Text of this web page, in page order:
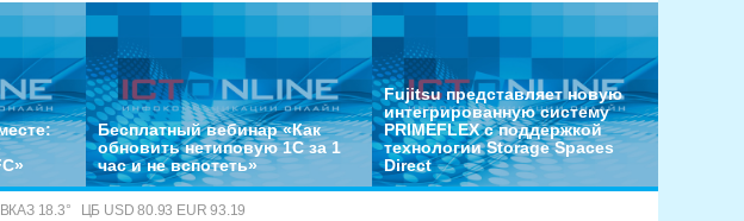
Бесплатный вебинар «Как
обновить нетиповую 1С за 1
час и не вспотеть»
Fujitsu представляет новую
интегрированную систему
PRIMEFLEX с поддержкой
технологии Storage Spaces
Direct
18.3° ЦБ USD 80.93 EUR 93.19